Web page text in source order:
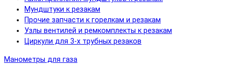
Мундштуки к резакам
Прочие запчасти к горелкам и резакам
Узлы вентилей и ремкомплекты к резакам
Циркули для 3-х трубных резаков
Манометры для газа